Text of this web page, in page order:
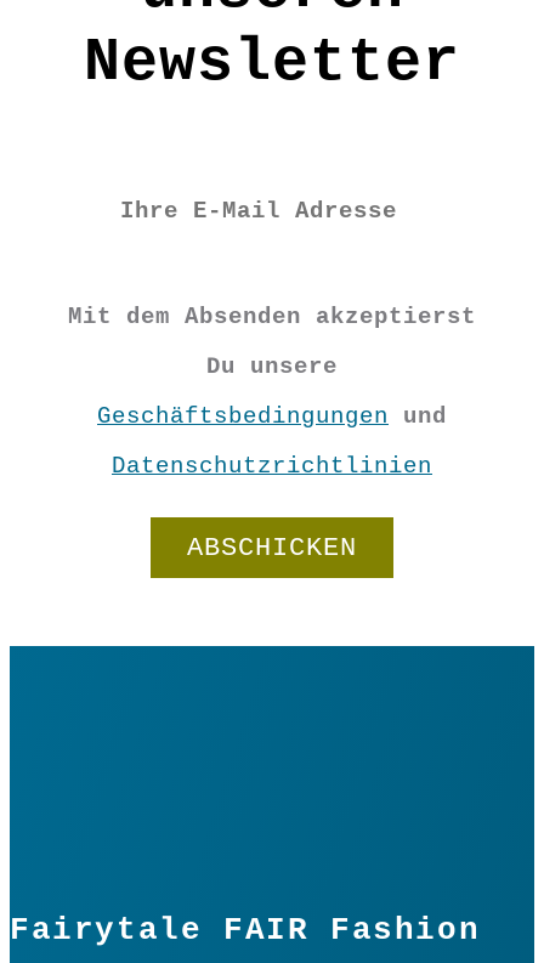
Newsletter
Mit dem Absenden akzeptierst
Du unsere
Geschäftsbedingungen und
Datenschutzrichtlinien
Fairytale FAIR Fashion